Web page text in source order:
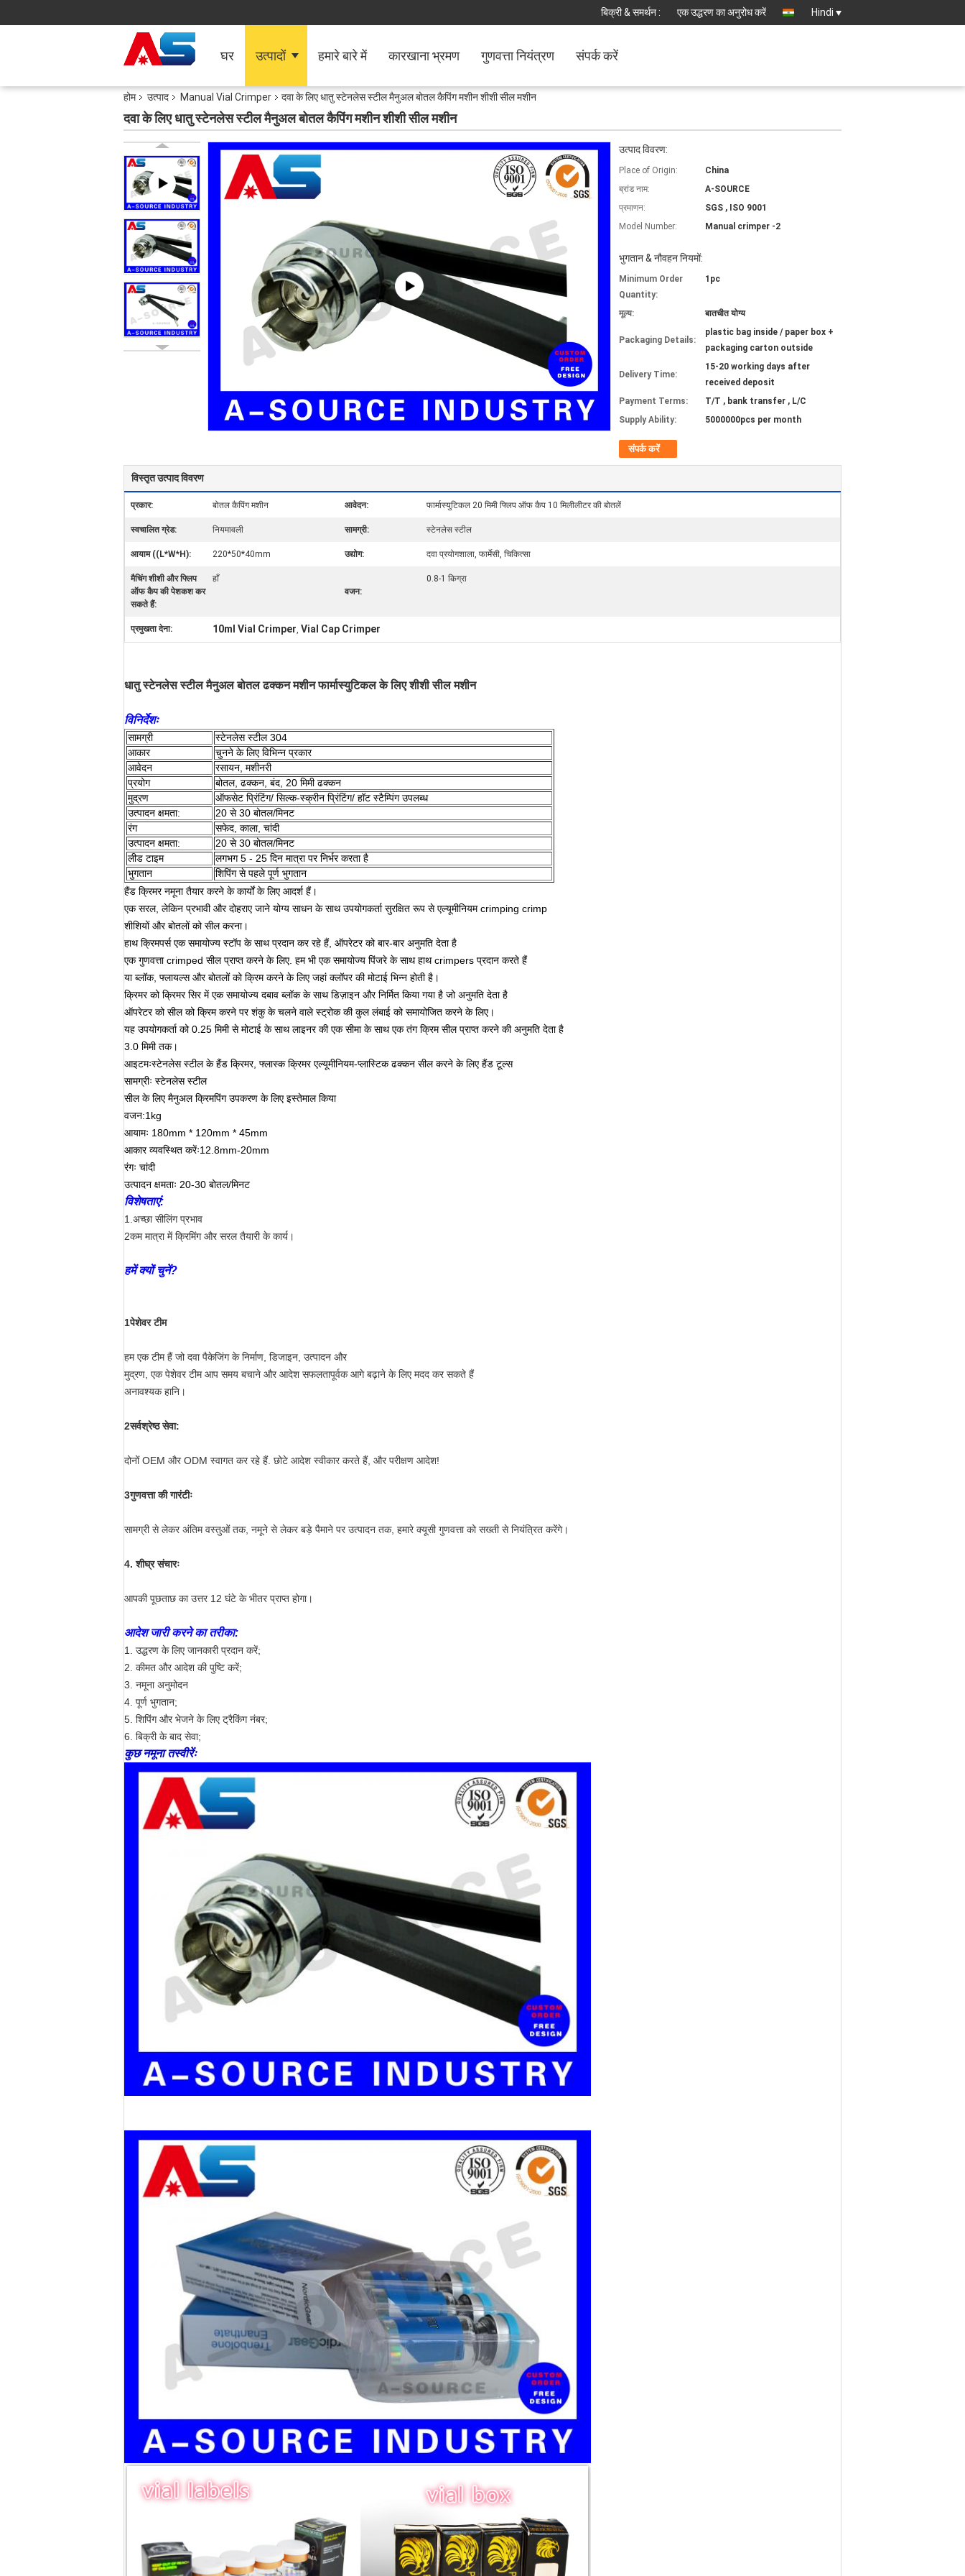
बिक्री & समर्थन : एक उद्धरण का अनुरोध करें Hindi
घर उत्पादों हमारे बारे में कारखाना भ्रमण गुणवत्ता नियंत्रण संपर्क करें
होम उत्पाद Manual Vial Crimper दवा के लिए धातु स्टेनलेस स्टील मैनुअल बोतल कैपिंग मशीन शीशी सील मशीन
दवा के लिए धातु स्टेनलेस स्टील मैनुअल बोतल कैपिंग मशीन शीशी सील मशीन
उत्पाद विवरण:
Place of Origin:
China
ब्रांड नाम:
A-SOURCE
प्रमाणन:
SGS , ISO 9001
Model Number:
Manual crimper -2
भुगतान & नौवहन नियमों:
Minimum Order
Quantity:
1pc
मूल्य: बातचीत योग्य
Packaging Details:
plastic bag inside / paper box +
packaging carton outside
Delivery Time:
15-20 working days after
received deposit
Payment Terms:
T/T , bank transfer , L/C
Supply Ability:
5000000pcs per month
संपर्क करें
विस्तृत उत्पाद विवरण
प्रकार: बोतल कैपिंग मशीन आवेदन: फार्मास्युटिकल 20 मिमी फ्लिप ऑफ कैप 10 मिलीलीटर की बोतलें
स्वचालित ग्रेड: नियमावली सामग्री: स्टेनलेस स्टील
आयाम ((L*W*H): 220*50*40mm उद्योग: दवा प्रयोगशाला, फार्मेसी, चिकित्सा
मैचिंग शीशी और फ्लिप
ऑफ कैप की पेशकश कर
सकते हैं:
हाँ
वजन:
0.8-1 किग्रा
प्रमुखता देना: 10ml Vial Crimper, Vial Cap Crimper
धातु स्टेनलेस स्टील मैनुअल बोतल ढक्कन मशीन फार्मास्युटिकल के लिए शीशी सील मशीन
विनिर्देशः
सामग्री
स्टेनलेस स्टील 304
आकार
चुनने के लिए विभिन्न प्रकार
आवेदन
रसायन, मशीनरी
प्रयोग
बोतल, ढक्कन, बंद, 20 मिमी ढक्कन
मुद्रण
ऑफसेट प्रिंटिंग/ सिल्क-स्क्रीन प्रिंटिंग/ हॉट स्टैम्पिंग उपलब्ध
उत्पादन क्षमता:
20 से 30 बोतल/मिनट
रंग
सफेद, काला, चांदी
उत्पादन क्षमता:
20 से 30 बोतल/मिनट
लीड टाइम
लगभग 5 - 25 दिन मात्रा पर निर्भर करता है
भुगतान
शिपिंग से पहले पूर्ण भुगतान
हैंड क्रिमर नमूना तैयार करने के कार्यों के लिए आदर्श हैं।
एक सरल, लेकिन प्रभावी और दोहराए जाने योग्य साधन के साथ उपयोगकर्ता सुरक्षित रूप से एल्यूमीनियम crimping crimp
शीशियों और बोतलों को सील करना।
हाथ क्रिमपर्स एक समायोज्य स्टॉप के साथ प्रदान कर रहे हैं, ऑपरेटर को बार-बार अनुमति देता है
एक गुणवत्ता crimped सील प्राप्त करने के लिए. हम भी एक समायोज्य पिंजरे के साथ हाथ crimpers प्रदान करते हैं
या ब्लॉक, फ्लायल्स और बोतलों को क्रिम करने के लिए जहां क्लॉपर की मोटाई भिन्न होती है।
क्रिमर को क्रिमर सिर में एक समायोज्य दबाव ब्लॉक के साथ डिज़ाइन और निर्मित किया गया है जो अनुमति देता है
ऑपरेटर को सील को क्रिम करने पर शंकु के चलने वाले स्ट्रोक की कुल लंबाई को समायोजित करने के लिए।
यह उपयोगकर्ता को 0.25 मिमी से मोटाई के साथ लाइनर की एक सीमा के साथ एक तंग क्रिम सील प्राप्त करने की अनुमति देता है
3.0 मिमी तक।
आइटमःस्टेनलेस स्टील के हैंड क्रिमर, फ्लास्क क्रिमर एल्यूमीनियम-प्लास्टिक ढक्कन सील करने के लिए हैंड टूल्स
सामग्रीः स्टेनलेस स्टील
सील के लिए मैनुअल क्रिमपिंग उपकरण के लिए इस्तेमाल किया
वजन:1kg
आयामः 180mm * 120mm * 45mm
आकार व्यवस्थित करेंः12.8mm-20mm
रंगः चांदी
उत्पादन क्षमताः 20-30 बोतल/मिनट
विशेषताएं:
1.अच्छा सीलिंग प्रभाव
2कम मात्रा में क्रिमिंग और सरल तैयारी के कार्य।
हमें क्यों चुनें?
1पेशेवर टीम
हम एक टीम हैं जो दवा पैकेजिंग के निर्माण, डिजाइन, उत्पादन और
मुद्रण, एक पेशेवर टीम आप समय बचाने और आदेश सफलतापूर्वक आगे बढ़ाने के लिए मदद कर सकते हैं
अनावश्यक हानि।
2सर्वश्रेष्ठ सेवा:
दोनों OEM और ODM स्वागत कर रहे हैं. छोटे आदेश स्वीकार करते हैं, और परीक्षण आदेश!
3गुणवत्ता की गारंटीः
सामग्री से लेकर अंतिम वस्तुओं तक, नमूने से लेकर बड़े पैमाने पर उत्पादन तक, हमारे क्यूसी गुणवत्ता को सख्ती से नियंत्रित करेंगे।
4. शीघ्र संचारः
आपकी पूछताछ का उत्तर 12 घंटे के भीतर प्राप्त होगा।
आदेश जारी करने का तरीका:
1. उद्धरण के लिए जानकारी प्रदान करें;
2. कीमत और आदेश की पुष्टि करें;
3. नमूना अनुमोदन
4. पूर्ण भुगतान;
5. शिपिंग और भेजने के लिए ट्रैकिंग नंबर;
6. बिक्री के बाद सेवा;
कुछ नमूना तस्वीरेंः